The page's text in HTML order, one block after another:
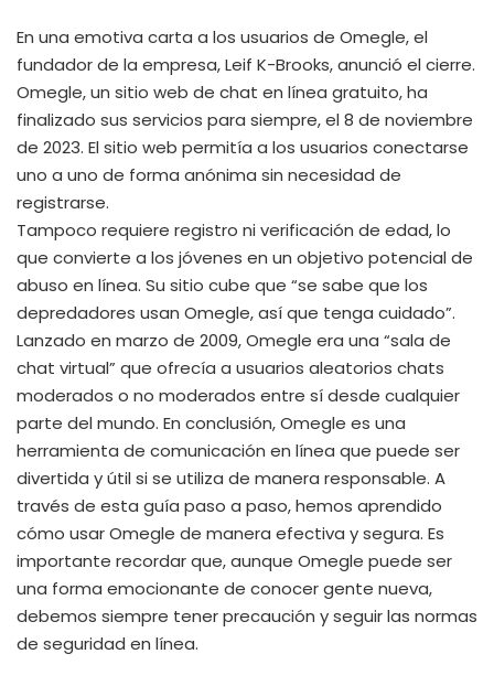
En una emotiva carta a los usuarios de Omegle, el
fundador de la empresa, Leif K-Brooks, anunció el cierre.
Omegle, un sitio web de chat en línea gratuito, ha
finalizado sus servicios para siempre, el 8 de noviembre
de 2023. El sitio web permitía a los usuarios conectarse
uno a uno de forma anónima sin necesidad de
registrarse.
Tampoco requiere registro ni verificación de edad, lo
que convierte a los jóvenes en un objetivo potencial de
abuso en línea. Su sitio cube que “se sabe que los
depredadores usan Omegle, así que tenga cuidado”.
Lanzado en marzo de 2009, Omegle era una “sala de
chat virtual” que ofrecía a usuarios aleatorios chats
moderados o no moderados entre sí desde cualquier
parte del mundo. En conclusión, Omegle es una
herramienta de comunicación en línea que puede ser
divertida y útil si se utiliza de manera responsable. A
través de esta guía paso a paso, hemos aprendido
cómo usar Omegle de manera efectiva y segura. Es
importante recordar que, aunque Omegle puede ser
una forma emocionante de conocer gente nueva,
debemos siempre tener precaución y seguir las normas
de seguridad en línea.